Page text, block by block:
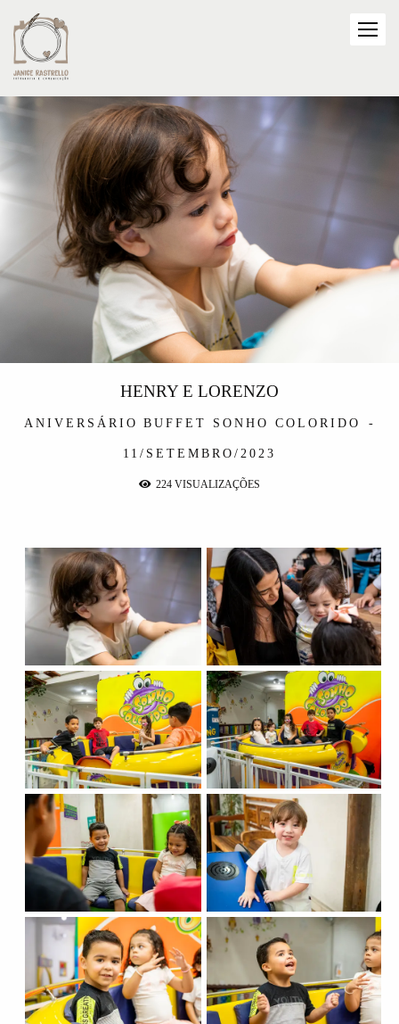
ANIVERSÁRIO BUFFET SONHO COLORIDO
11/SETEMBRO/2023
HENRY E LORENZO
224 VISUALIZAÇÕES